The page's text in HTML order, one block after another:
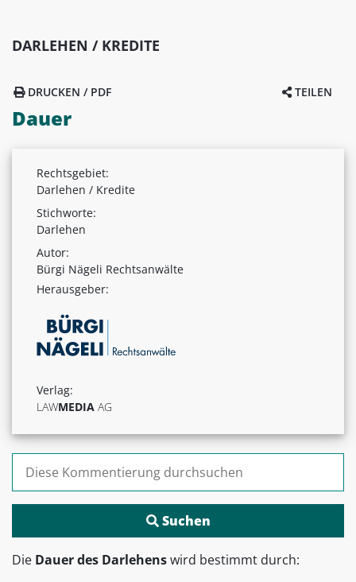
DARLEHEN / KREDITE
TEILEN
DRUCKEN / PDF
Dauer
Rechtsgebiet:
Darlehen / Kredite
Stichworte:
Darlehen
Autor:
Bürgi Nägeli Rechtsanwälte
Herausgeber:
Verlag:
LAWMEDIA AG
Suchen nach:
Die Dauer des Darlehenswird bestimmt durch: